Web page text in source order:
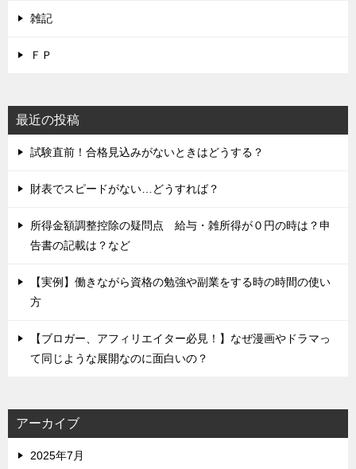
雑記
ＦＰ
最近の投稿
試験直前！合格見込みがないときはどうする？
財表でスピードがない…どうすれば？
所得金額調整控除の疑問点 給与・雑所得が０円の時は？申
告書の記載は？など
【実例】働きながら資格の勉強や副業をする時の時間の使い
方
【ブロガー、アフィリエイター必見！】なぜ漫画やドラマっ
て同じような展開なのに面白いの？
アーカイブ
2025年7月